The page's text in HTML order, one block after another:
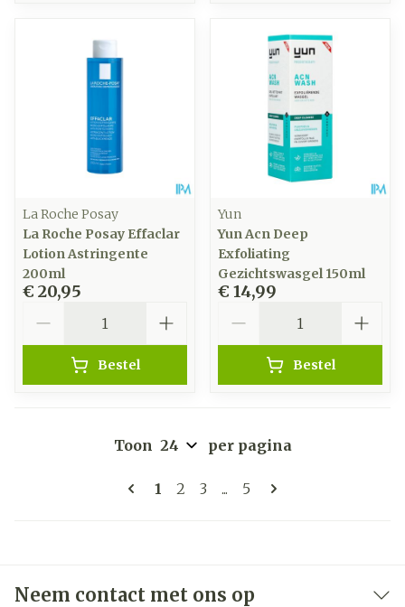
La Roche Posay
La Roche Posay Effaclar
Lotion Astringente
200ml
€ 20,95
Bestel
Yun
Yun Acn Deep
Exfoliating
Gezichtswasgel 150ml
€ 14,99
Bestel
Pagina's
U lees momenteel pagina
1 Pagina
2 Pagina
3 ... Pagina
5
Toon per pagina
Neem contact met ons op